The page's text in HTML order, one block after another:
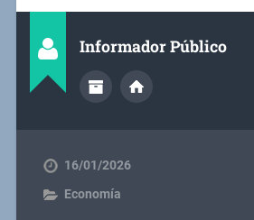
Informador Público
16/01/2026
Economía